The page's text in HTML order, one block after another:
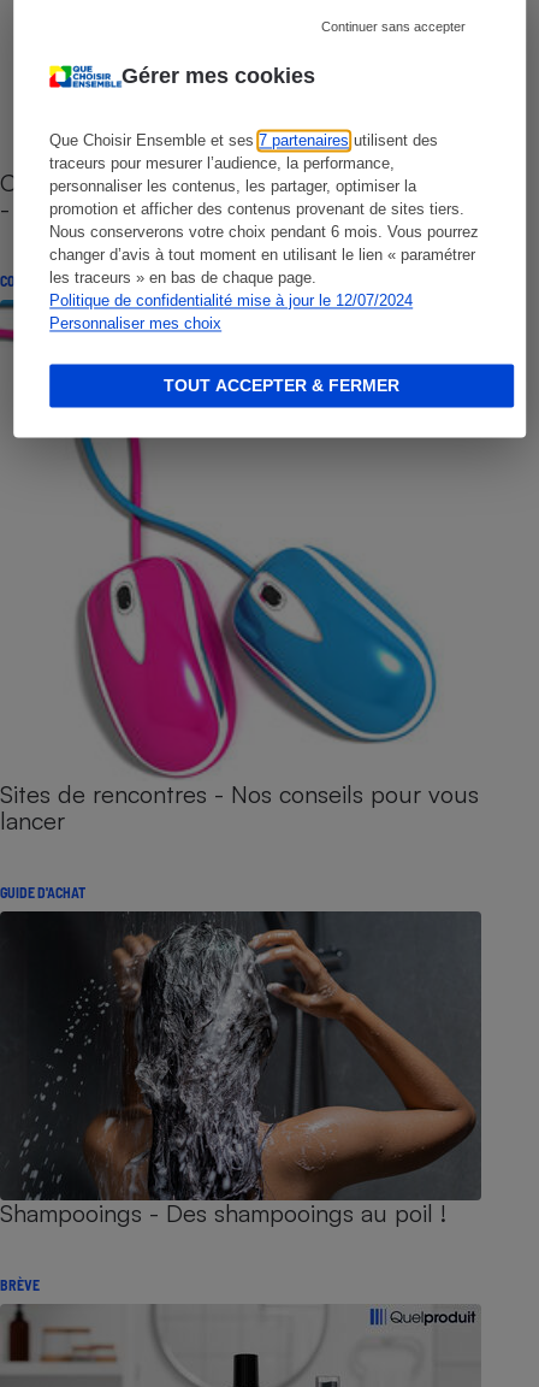
Gérer mes cookies
Que Choisir Ensemble et ses7 partenaires utilisent des
traceurs pour mesurer l’audience, la performance,
personnaliser les contenus, les partager, optimiser la
promotion et afficher des contenus provenant de sites tiers.
Nous conserverons votre choix pendant 6 mois. Vous pourrez
changer d’avis à tout moment en utilisant le lien « paramétrer
les traceurs » en bas de chaque page.
Politique de confidentialité mise à jour le 12/07/2024
Personnaliser mes choix
Continuer sans accepter
TOUT ACCEPTER & FERMER
Cafetière à capsules zéro déchet CoffeeB (vidéo)
- Premières impressions
CONSEILS
Sites de rencontres - Nos conseils pour vous
lancer
GUIDE D'ACHAT
Shampooings - Des shampooings au poil !
BRÈVE